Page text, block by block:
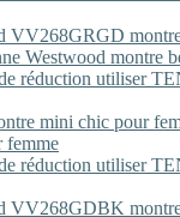
Westwood montre
réduction utiliser
femme
réduction utiliser